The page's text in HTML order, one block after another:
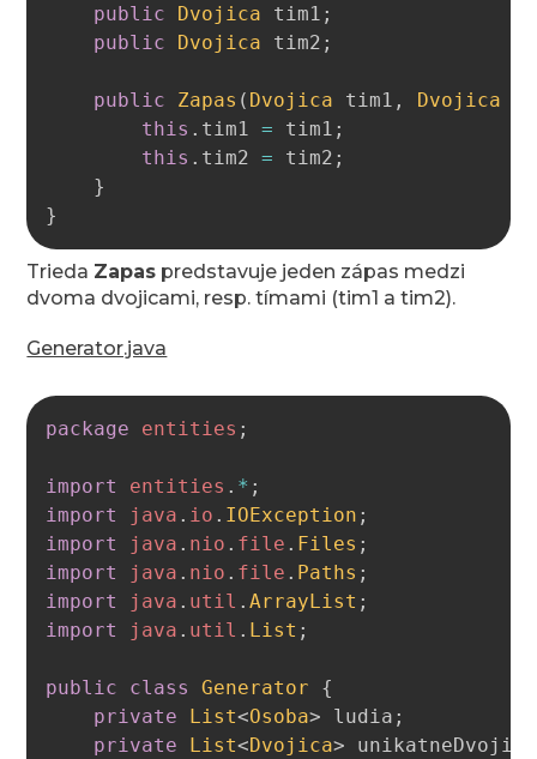
public
Dvojica tim1 ;
public
Dvojica tim2 ;
public Zapas ( Dvojica tim1 , Dvojica
this . tim1 = tim1 ;
this . tim2 = tim2 ;
}
}
Trieda Zapas predstavuje jeden zápas medzi
dvoma dvojicami, resp. tímami (tim1 a tim2).
Generator.java
package entities ;
import entities . * ;
import
java . io . IOException ;
import
java . nio . file . Files ;
import
java . nio . file . Paths ;
import
java . util .ArrayList ;
import
java . util . List ;
public class Generator
{
private
List<Osoba> ludia ;
private
List<Dvojica> unikatneDvojice